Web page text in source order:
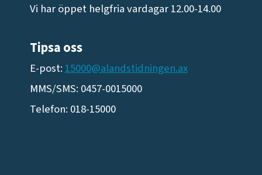
Vi har öppet helgfria vardagar 12.00-14.00
Tipsa oss
E-post:15000@alandstidningen.ax
MMS/SMS: 0457-0015000
Telefon: 018-15000